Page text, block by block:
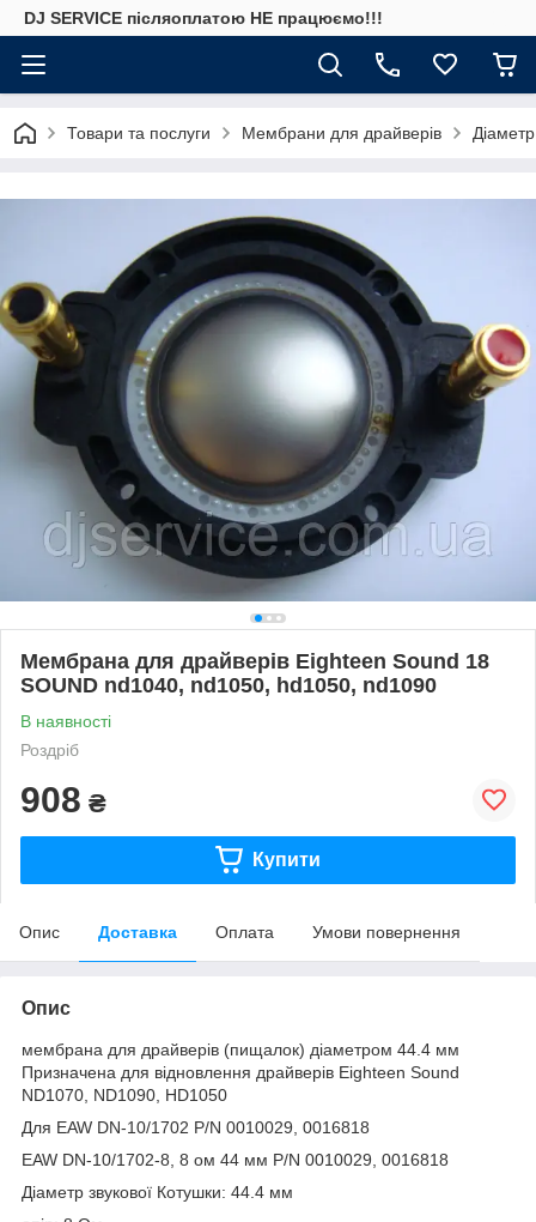
DJ SERVICE пiсляоплатою НЕ працюємо!!!
Товари та послуги Мембрани для драйверів
Мембрана для драйверів Eighteen Sound 18
SOUND nd1040, nd1050, hd1050, nd1090
В наявності
Роздріб
908 ₴
Купити
Опис Доставка Оплата Умови повернення
Опис
мембрана для драйверів (пищалок) діаметром 44.4 мм
Призначена для відновлення драйверів Eighteen Sound
ND1070, ND1090, HD1050
Для EAW DN-10/1702 P/N 0010029, 0016818
EAW DN-10/1702-8, 8 ом 44 мм P/N 0010029, 0016818
Діаметр звукової Котушки: 44.4 мм